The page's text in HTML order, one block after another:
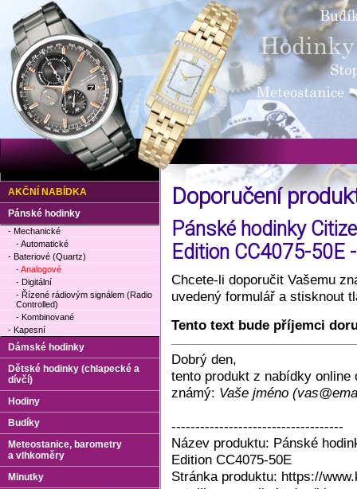
Doporučení
Pánské hodinky
Edition CC4075-50E
Chcete-li doporučit Vašemu
uvedený formulář a stisknout
Tento text bude příjemci
Dobrý den,
tento produkt z nabídky online
známý: Vaše jméno
------------------------------------
Název produktu: Pánské
Edition CC4075-50E
Stránka produktu: https://
AKČNÍ NABÍDKA
Pánské hodinky
- Mechanické
- Automatické
- Bateriové (Quartz)
- Analogové
- Digitální
- Řízené rádiovým signálem (Radio
Controlled)
- Kombinované
- Kapesní
Dámské hodinky
Dětské hodinky (chlapecké a
dívčí)
Hodiny
Budíky
Meteostanice, barometry
a vlhkoměry
Minutky